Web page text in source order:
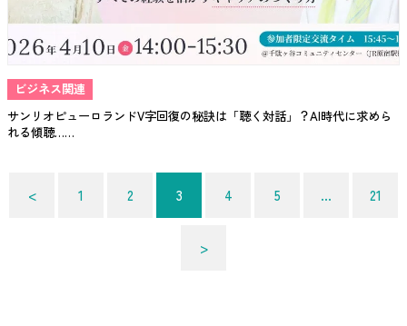
ビジネス関連
サンリオピューロランドV字回復の秘訣は「聴く対話」？AI時代に求めら
れる傾聴……
< 1 2 3 4 5 … 21
>